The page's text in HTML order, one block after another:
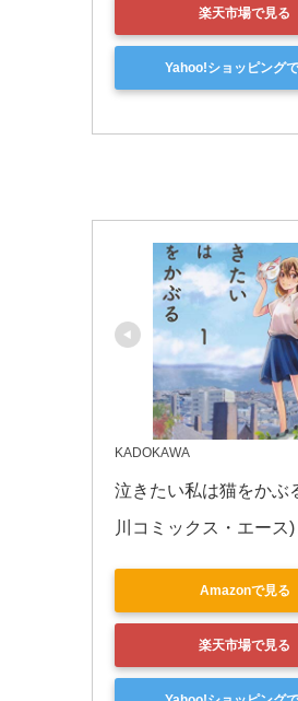
楽天市場で見る
Yahoo!ショッピング
KADOKAWA
泣きたい私は猫をかぶ
川コミックス・エース)
Amazonで見る
楽天市場で見る